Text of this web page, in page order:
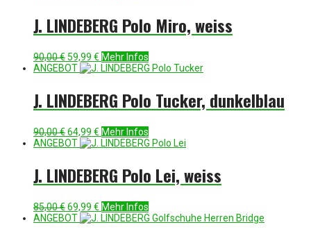
J. LINDEBERG Polo Miro, weiss
90,00€ Ursprünglicher
Preis
59,99 € Aktueller
Preis
Mehr Infos
ANGEBOT
J. LINDEBERG Polo Tucker, dunkelblau
90,00€Ursprünglicher
Preis
64,99 € Aktueller
Preis
Mehr Infos
ANGEBOT
J. LINDEBERG Polo Lei, weiss
85,00€Ursprünglicher
Preis
69,99 € Aktueller
Preis
Mehr Infos
ANGEBOT